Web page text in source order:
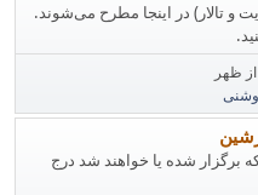
و تالار) در اینجا مطرح می‌شوند.
برگزار شده یا خواهند شد درج